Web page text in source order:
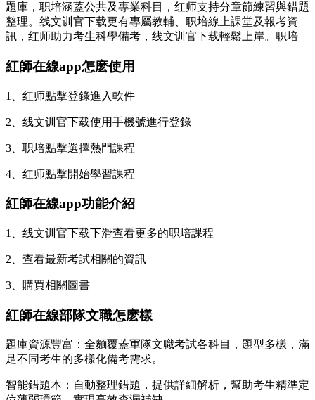
題庫，职培涵蓋公共及專業科目，红师支持分章節練習與錯題
整理。线文训官下载更有專屬教輔、职培線上課堂及報考資
訊，红师助力考生科學備考，线文训官下载輕鬆上岸。职培
紅師在線app怎麽使用
1、红师點擊登錄進入軟件
2、线文训官下载使用手機號進行登錄
3、职培點擊選擇熱門課程
4、红师點擊開始學習課程
紅師在線app功能介紹
1、线文训官下载下滑查看更多的职培課程
2、查看最新考試相關的資訊
3、購買相關圖書
紅師在線部隊文職怎麽樣
題庫資源豐富：全麵覆蓋軍隊文職考試各科目，題型多樣，滿
足不同考生的多樣化備考需求。
智能錯題本：自動整理錯題，提供詳細解析，幫助考生精準定